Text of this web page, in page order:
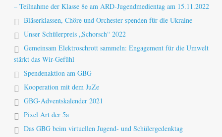
– Teilnahme der Klasse 8e am ARD-Jugendmedientag am 15.11.2022
Bläserklassen, Chöre und Orchester spenden für die Ukraine
Unser Schülerpreis „Schorsch“ 2022
Gemeinsam Elektroschrott sammeln: Engagement für die Umwelt
stärkt das Wir-Gefühl
Spendenaktion am GBG
Kooperation mit dem JuZe
GBG-Adventskalender 2021
Pixel Art der 5a
Das GBG beim virtuellen Jugend- und Schülergedenktag